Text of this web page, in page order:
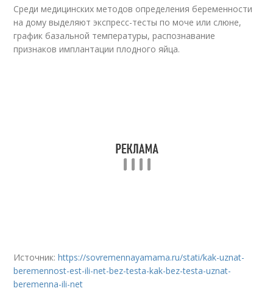
Среди медицинских методов определения беременности
на дому выделяют экспресс-тесты по моче или слюне,
график базальной температуры, распознавание
признаков имплантации плодного яйца.
Источник:https://sovremennayamama.ru/stati/kak-uznat-
beremennost-est-ili-net-bez-testa-kak-bez-testa-uznat-
beremenna-ili-net